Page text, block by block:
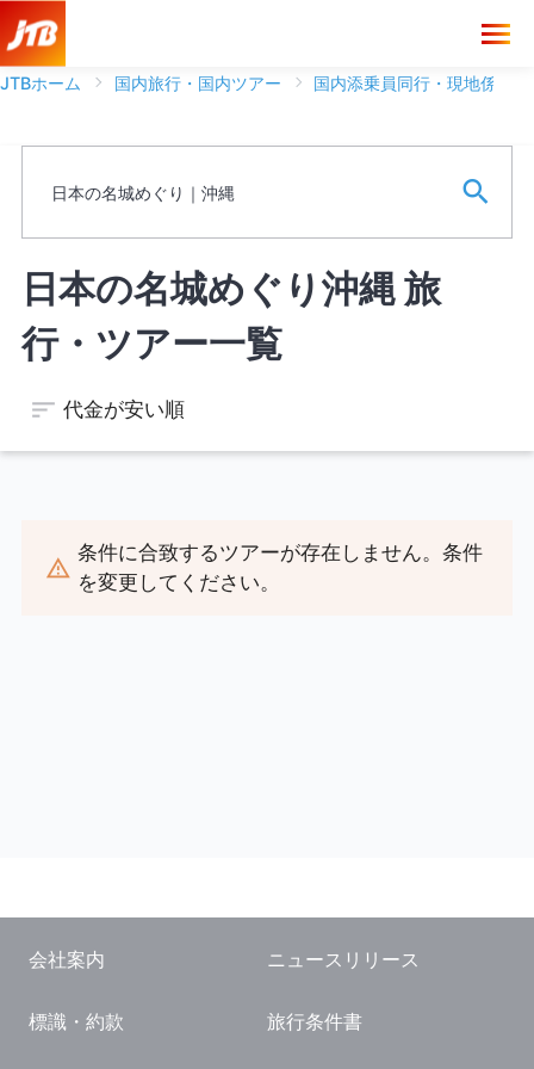
JTBホーム 国内旅行・国内ツアー 国内添乗員同行・現地係員
日本の名城めぐり｜沖縄
ブランド
フリーワード
※ワードは一語まで、スペースがある場合は文字として認識しま
す。
閉じる
日本の名城めぐり沖縄 旅
行・ツアー一覧
代金が安い順
条件に合致するツアーが存在しません。条件
を変更してください。
会社案内 ニュースリリース
標識・約款 旅行条件書